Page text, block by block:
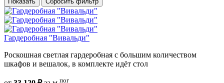
Гардеробная "Вивальди"
Роскошная светлая гардеробная с большим количеством
шкафов и вешалок, в комплекте идёт стол
пог